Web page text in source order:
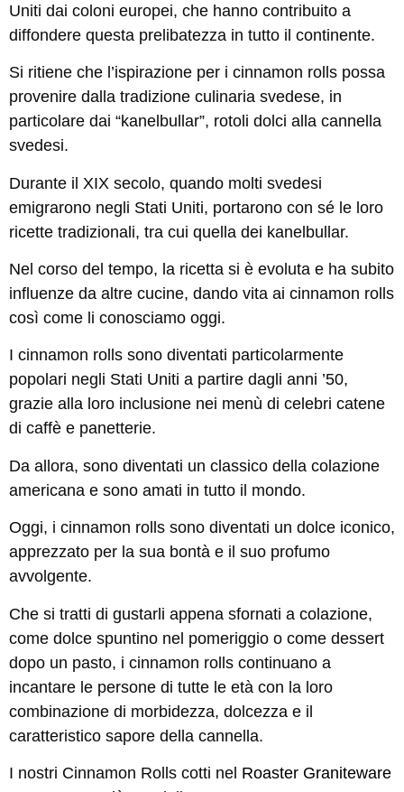
Uniti dai coloni europei, che hanno contribuito a
diffondere questa prelibatezza in tutto il continente.
Si ritiene che l’ispirazione per i cinnamon rolls possa
provenire dalla tradizione culinaria svedese, in
particolare dai “kanelbullar”, rotoli dolci alla cannella
svedesi.
Durante il XIX secolo, quando molti svedesi
emigrarono negli Stati Uniti, portarono con sé le loro
ricette tradizionali, tra cui quella dei kanelbullar.
Nel corso del tempo, la ricetta si è evoluta e ha subito
influenze da altre cucine, dando vita ai cinnamon rolls
così come li conosciamo oggi.
I cinnamon rolls sono diventati particolarmente
popolari negli Stati Uniti a partire dagli anni ’50,
grazie alla loro inclusione nei menù di celebri catene
di caffè e panetterie.
Da allora, sono diventati un classico della colazione
americana e sono amati in tutto il mondo.
Oggi, i cinnamon rolls sono diventati un dolce iconico,
apprezzato per la sua bontà e il suo profumo
avvolgente.
Che si tratti di gustarli appena sfornati a colazione,
come dolce spuntino nel pomeriggio o come dessert
dopo un pasto, i cinnamon rolls continuano a
incantare le persone di tutte le età con la loro
combinazione di morbidezza, dolcezza e il
caratteristico sapore della cannella.
I nostri Cinnamon Rolls cotti nel Roaster Graniteware